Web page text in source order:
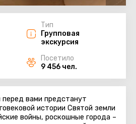
Тип
Групповая
экскурсия
Посетило
9 456 чел.
вами предстанут
истории Святой земли
войны, роскошные города –